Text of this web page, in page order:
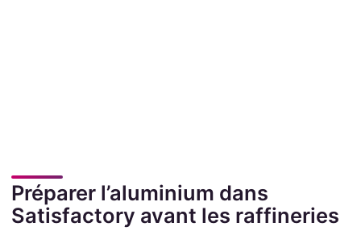
Préparer l’aluminium dans
Satisfactory avant les raffineries